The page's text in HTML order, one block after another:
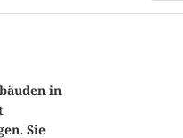
in
Sie